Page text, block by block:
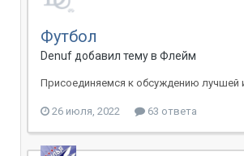
Футбол
Denuf добавил тему в Флейм
Присоединяемся к обсуждению лучшей
26 июля, 2022 63 ответа